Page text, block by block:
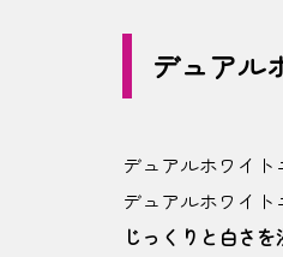
デュアル
デュアルホワイト
デュアルホワイ
じっくりと白さを